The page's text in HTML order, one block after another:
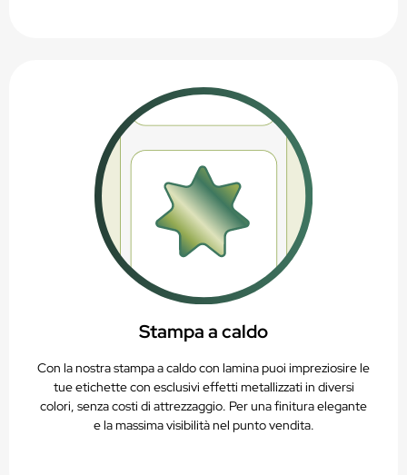
Stampa a caldo
Con la nostra stampa a caldo con lamina puoi impreziosire le
tue etichette con esclusivi effetti metallizzati in diversi
colori, senza costi di attrezzaggio. Per una finitura elegante
e la massima visibilità nel punto vendita.